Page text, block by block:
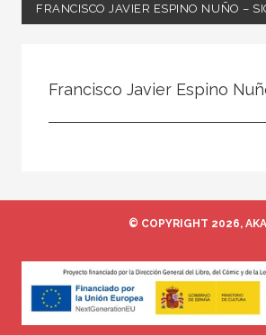
FRANCISCO JAVIER ESPINO NUÑO –
Francisco Javier Espino
© COPYRIGHT 2026,